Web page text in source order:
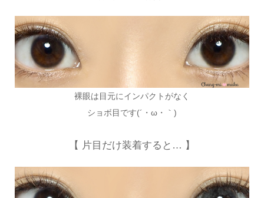
裸眼は目元にインパクトがなく
ショボ目です(´・ω・｀)
【 片目だけ装着すると… 】